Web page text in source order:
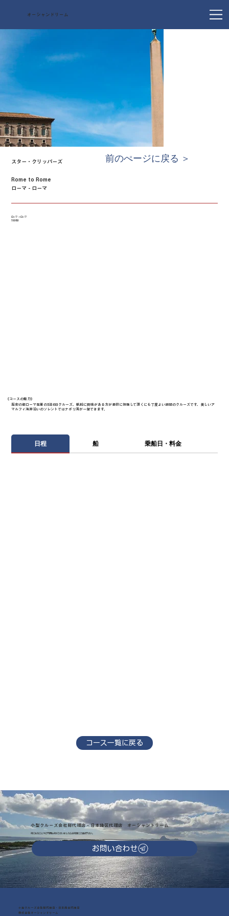
オーシャンドリーム
《​コースの魅力》
歴史の都ローマ発着の5泊6日クルーズ。帆船に興味がある方が最初に体験して頂くにも丁度よい期間のクルーズです。美しいア
マルフィ海岸沿いのソレントではナポリ湾が一望できます。
日程 船 乗船日・料金
コース一覧に戻る
スター・クリッパーズ
Rome to Rome
ローマ - ローマ
ローマ → ローマ
5泊6日
前のぺージに戻る ＞
小型クルーズ会社総代理店・日本地区代理店 オーシャンドリーム
気になることやご不明な点がございましたらお気軽にご連絡下さい。
お問い合わせ
小型クルーズ会社総代理店・日本地区代理店
株式会社オーシャンドリーム